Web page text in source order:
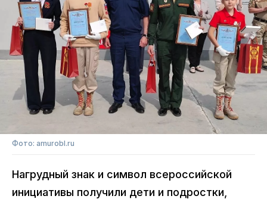
Фото: amurobl.ru
Нагрудный знак и символ всероссийской
инициативы получили дети и подростки,